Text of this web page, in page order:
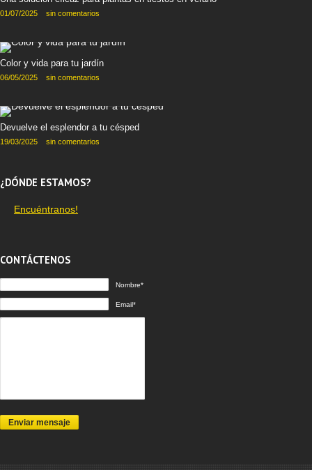
01/07/2025 sin comentarios
Color y vida para tu jardín
06/05/2025 sin comentarios
Devuelve el esplendor a tu césped
19/03/2025 sin comentarios
¿DÓNDE ESTAMOS?
Encuéntranos!
CONTÁCTENOS
Nombre*
Email*
Enviar mensaje